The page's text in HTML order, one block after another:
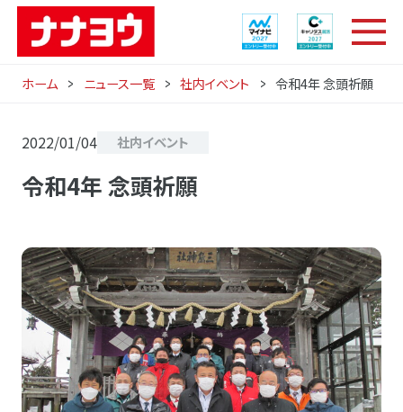
ホーム ニュース一覧 社内イベント 令和4年 念頭祈願
2022/01/04 社内イベント
令和4年 念頭祈願